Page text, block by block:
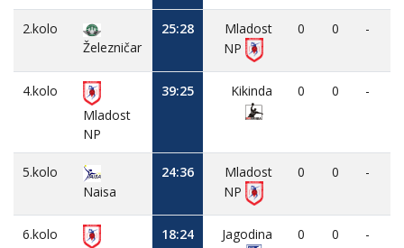
2.kolo
Železničar
25:28
Mladost
NP
0 0 -
4.kolo
Mladost
NP
39:25 Kikinda 0 0 -
5.kolo
Naisa
24:36
Mladost
NP
0 0 -
6.kolo
18:24 Jagodina 0 0 -